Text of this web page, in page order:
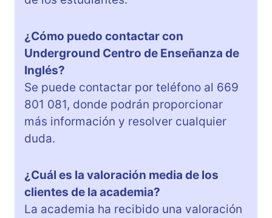
¿Cómo puedo contactar con
Underground Centro de Enseñanza de
Inglés?
Se puede contactar por teléfono al 669
801 081, donde podrán proporcionar
más información y resolver cualquier
duda.
¿Cuál es la valoración media de los
clientes de la academia?
La academia ha recibido una valoración